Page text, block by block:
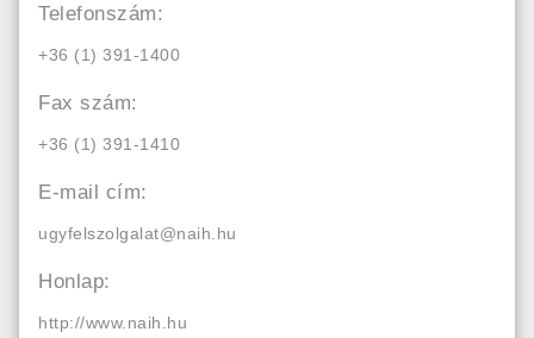
Telefonszám:
+36 (1) 391-1400
Fax szám:
+36 (1) 391-1410
E-mail cím:
ugyfelszolgalat@naih.hu
Honlap:
http://www.naih.hu